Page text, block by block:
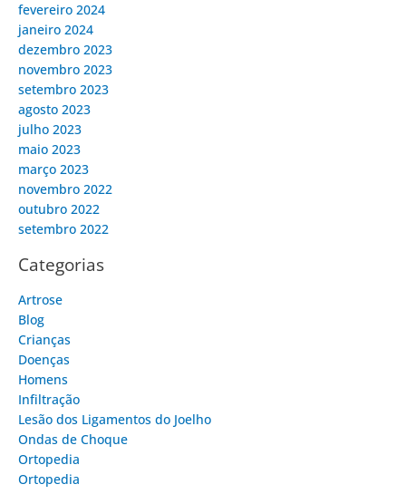
fevereiro 2024
janeiro 2024
dezembro 2023
novembro 2023
setembro 2023
agosto 2023
julho 2023
maio 2023
março 2023
novembro 2022
outubro 2022
setembro 2022
Categorias
Artrose
Blog
Crianças
Doenças
Homens
Infiltração
Lesão dos Ligamentos do Joelho
Ondas de Choque
Ortopedia
Ortopedia